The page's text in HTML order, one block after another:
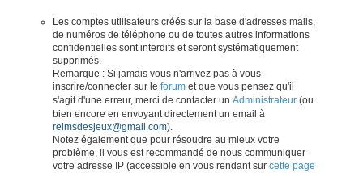
Les comptes utilisateurs créés sur la base d'adresses mails,
de numéros de téléphone ou de toutes autres informations
confidentielles sont interdits et seront systématiquement
supprimés.
Remarque : Si jamais vous n'arrivez pas à vous
inscrire/connecter sur le forum et que vous pensez qu'il
s'agit d'une erreur, merci de contacter un Administrateur (ou
bien encore en envoyant directement un email à
reimsdesjeux@gmail.com).
Notez également que pour résoudre au mieux votre
problème, il vous est recommandé de nous communiquer
votre adresse IP (accessible en vous rendant sur cette page